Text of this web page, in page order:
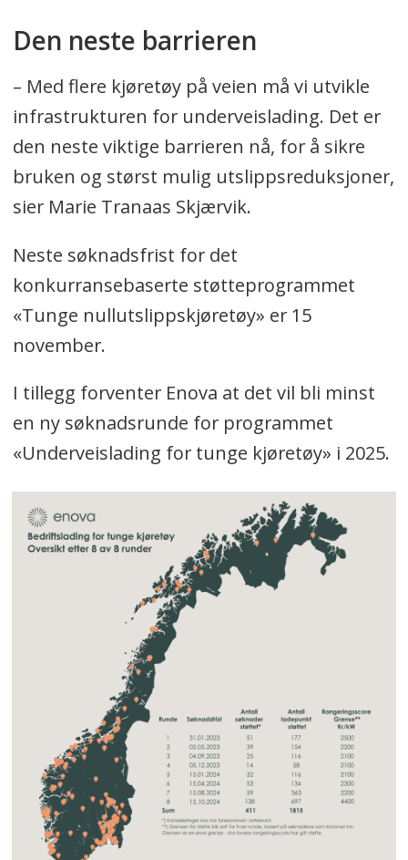
Den neste barrieren
– Med flere kjøretøy på veien må vi utvikle
infrastrukturen for underveislading. Det er
den neste viktige barrieren nå, for å sikre
bruken og størst mulig utslippsreduksjoner,
sier Marie Tranaas Skjærvik.
Neste søknadsfrist for det
konkurransebaserte støtteprogrammet
«Tunge nullutslippskjøretøy» er 15
november.
I tillegg forventer Enova at det vil bli minst
en ny søknadsrunde for programmet
«Underveislading for tunge kjøretøy» i 2025.